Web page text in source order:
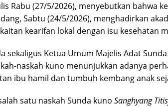
Rabu (27/5/2026), menyebutkan bahwa
Sabtu (24/5/2026), menghadirkan
kearifan lokal dengan isu kesehatan
sekaligus Ketua Umum Majelis Adat
naskah kuno menunjukkan adanya
ibu hamil dan tumbuh kembang anak
satu naskah Sunda kuno Sanghyang